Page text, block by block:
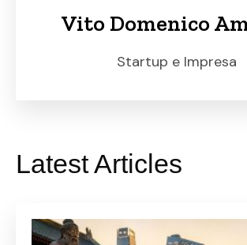
Vito Domenico
Startup e Impresa
Latest Articles